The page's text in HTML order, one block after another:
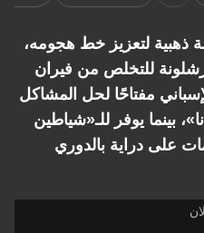
ذهبية لتعزيز خط هجومه،
للتخلص من فيران
مفتاحًا لحل المشاكل
بينما يوفر للـ«شياطين
على دراية بالدوري